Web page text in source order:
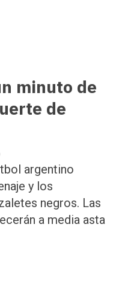
minuto de
de
argentino
y los
negros. Las
a media asta